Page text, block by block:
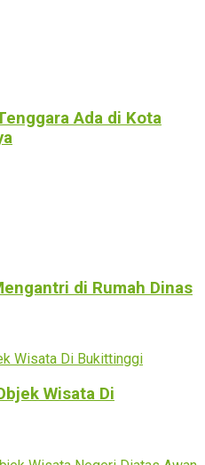
Ada di Kota
di Rumah Dinas
Wisata Di